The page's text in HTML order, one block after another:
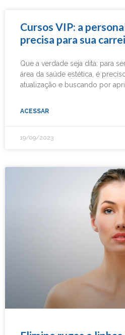
Cursos VIP: a
precisa para sua
Que a verdade seja dita: para
área da saúde estética, é
atualização e buscando por
ACESSAR
19/09/2023